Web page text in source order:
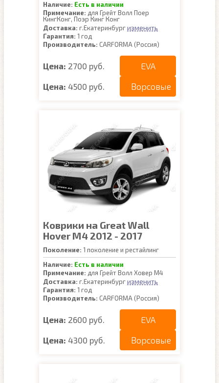
Наличие: Есть в наличии
Примечание: для Грейт Волл Поер
КингКонг, Поэр Кинг Конг
Доставка: г.Екатеринбургизменить
Гарантия: 1 год
Производитель: CARFORMA (Россия)
Цена: 2700 руб. EVA
Цена: 4500 руб. Ворсовые
Коврики на Great Wall
Hover M4 2012 - 2017
Поколение: 1 поколение и рестайлинг
Наличие: Есть в наличии
Примечание: для Грейт Волл Ховер М4
Доставка: г.Екатеринбургизменить
Гарантия: 1 год
Производитель: CARFORMA (Россия)
Цена: 2600 руб. EVA
Цена: 4300 руб. Ворсовые